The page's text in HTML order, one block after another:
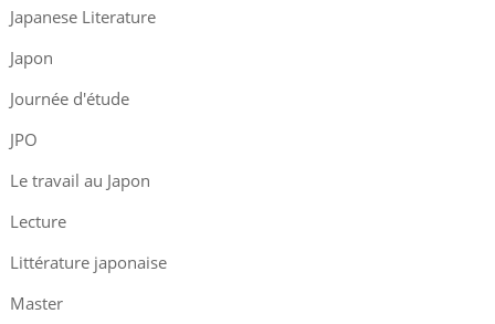
Japanese Literature
Japon
Journée d'étude
JPO
Le travail au Japon
Lecture
Littérature japonaise
Master